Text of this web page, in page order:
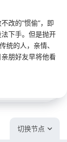
改的“惯偷”，即
下手。但是抛开
统的人，亲情、
朋好友早将他看
切换节点